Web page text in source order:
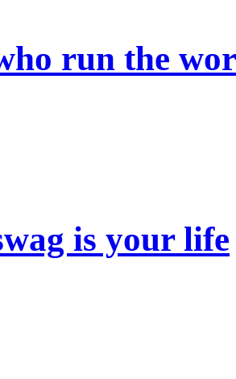
run the
is your life